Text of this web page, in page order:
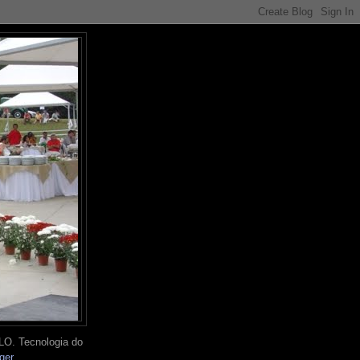
Tecnologia do
.